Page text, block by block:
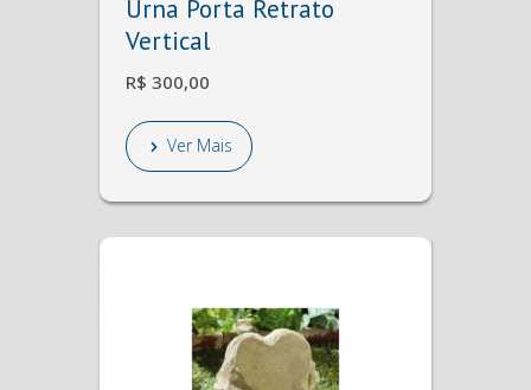
Urna Porta Retrato
Vertical
R$ 300,00
Ver Mais